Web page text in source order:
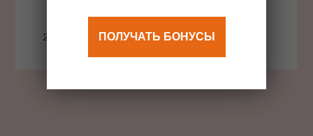
240 Р 480 Р
ПОЛУЧАТЬ БОНУСЫ